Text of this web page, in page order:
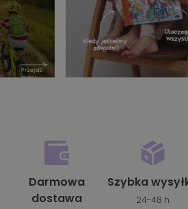
Darmowa
dostawa
Szybka
24-48 h